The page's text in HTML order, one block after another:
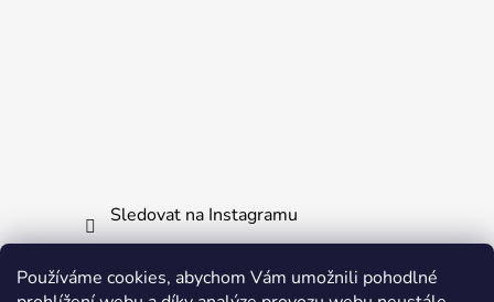
Používáme cookies, abychom Vám umožnili pohodlné
Sledovat na Instagramu
Informace pro vás